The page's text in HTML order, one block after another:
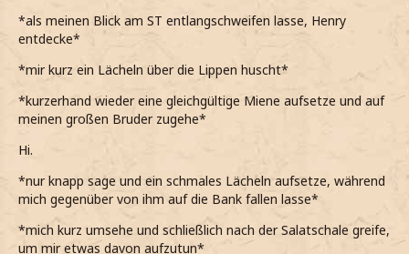
*als meinen Blick am ST entlangschweifen lasse, Henry
entdecke*
*mir kurz ein Lächeln über die Lippen huscht*
*kurzerhand wieder eine gleichgültige Miene aufsetze und auf
meinen großen Bruder zugehe*
Hi.
*nur knapp sage und ein schmales Lächeln aufsetze, während
mich gegenüber von ihm auf die Bank fallen lasse*
*mich kurz umsehe und schließlich nach der Salatschale greife,
um mir etwas davon aufzutun*